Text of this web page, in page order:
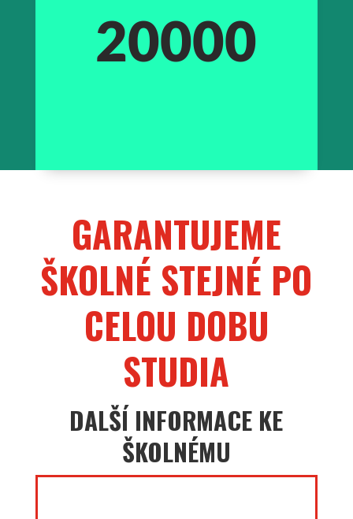
20000
GARANTUJEME
ŠKOLNÉ STEJNÉ PO
CELOU DOBU
STUDIA
DALŠÍ INFORMACE KE
ŠKOLNÉMU